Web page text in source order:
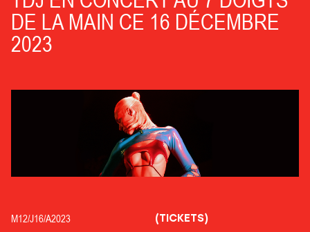
DE LA MAIN CE 16 DÉCEMBRE
2023
M12/J16/A2023 (TICKETS)